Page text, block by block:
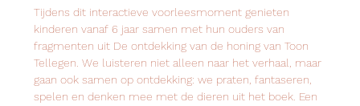
Tijdens dit interactieve voorleesmoment genieten
kinderen vanaf 6 jaar samen met hun ouders van
fragmenten uit De ontdekking van de honing van Toon
Tellegen. We luisteren niet alleen naar het verhaal, maar
gaan ook samen op ontdekking: we praten, fantaseren,
spelen en denken mee met de dieren uit het boek. Een